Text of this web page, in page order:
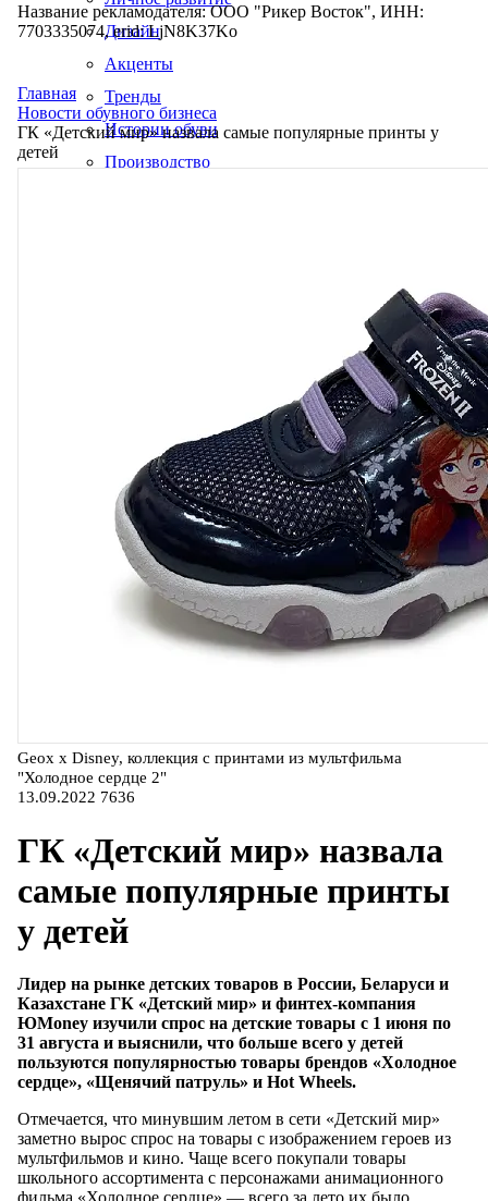
Дизайн
Акценты
Тренды
Истории обуви
Производство
Название рекламодателя: ООО "Рикер Восток", ИНН:
7703335074, erid: LjN8K37Ko
Главная
Новости обувного бизнеса
ГК «Детский мир» назвала самые популярные принты у
детей
Geox x Disney, коллекция с принтами из мультфильма
"Холодное сердце 2"
13.09.2022 7636
ГК «Детский мир» назвала
самые популярные принты
у детей
Лидер на рынке детских товаров в России, Беларуси и
Казахстане ГК «Детский мир» и финтех-компания
ЮMoney изучили спрос на детские товары с 1 июня по
31 августа и выяснили, что больше всего у детей
пользуются популярностью товары брендов «Холодное
сердце», «Щенячий патруль» и Hot Wheels.
Отмечается, что минувшим летом в сети «Детский мир»
заметно вырос спрос на товары с изображением героев из
мультфильмов и кино. Чаще всего покупали товары
школьного ассортимента с персонажами анимационного